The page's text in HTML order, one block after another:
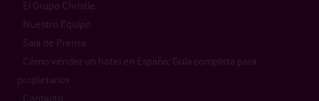
El Grupo Christie
Nuestro Equipo
Sala de Prensa
Cómo vender un hotel en España: Guía completa para
propietarios
Contacto